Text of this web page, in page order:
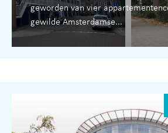
geworden van vier
gewilde Amsterdamse...